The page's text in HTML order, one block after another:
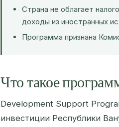
Страна не облагает
доходы из иностранных
Программа признана
Что такое
Development Support
инвестиции Республики